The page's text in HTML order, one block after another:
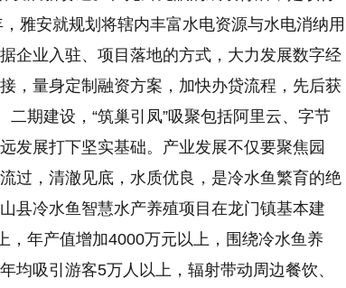
雅安就规划将辖内丰富水电资源与水电消纳用
企业入驻、项目落地的方式，大力发展数字经
，量身定制融资方案，加快办贷流程，先后获
期建设，“筑巢引凤”吸聚包括阿里云、字节
发展打下坚实基础。产业发展不仅要聚焦园
过，清澈见底，水质优良，是冷水鱼繁育的绝
县冷水鱼智慧水产养殖项目在龙门镇基本建
，年产值增加4000万元以上，围绕冷水鱼养
均吸引游客5万人以上，辐射带动周边餐饮、